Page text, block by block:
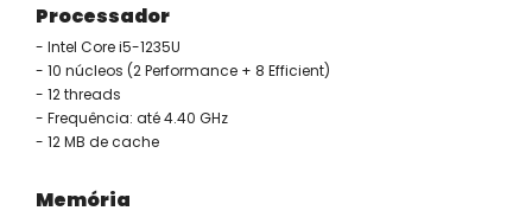
Processador
- Intel Core i5-1235U
- 10 núcleos (2 Performance + 8 Efficient)
- 12 threads
- Frequência: até 4.40 GHz
- 12 MB de cache
Memória